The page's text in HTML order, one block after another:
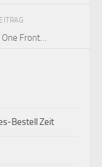
One Front…
Bestell Zeit